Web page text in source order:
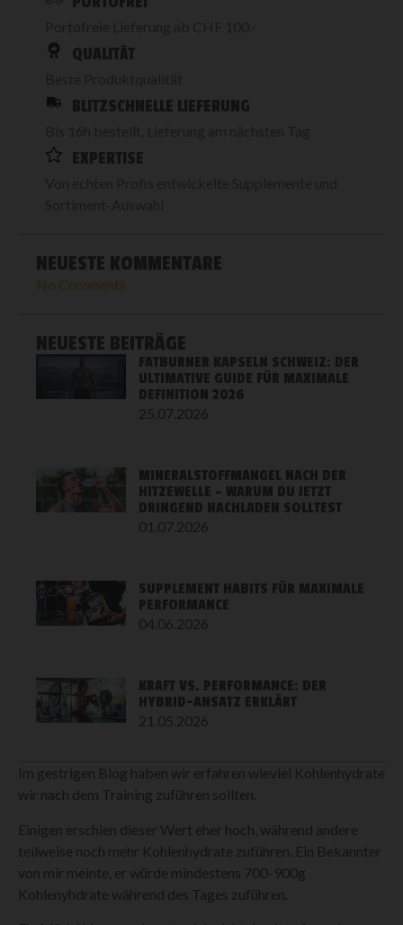
QUALITÄT
BLITZSCHNELLE LIEFERUNG
EXPERTISE
NEUESTE KOMMENTARE
No Comments
NEUESTE BEITRÄGE
FATBURNER KAPSELN SCHWEIZ: DER
ULTIMATIVE GUIDE FÜR MAXIMALE
DEFINITION 2026
25.07.2026
MINERALSTOFFMANGEL NACH DER
HITZEWELLE – WARUM DU JETZT
DRINGEND NACHLADEN SOLLTEST
01.07.2026
SUPPLEMENT HABITS FÜR MAXIMALE
PERFORMANCE
04.06.2026
KRAFT VS. PERFORMANCE: DER
HYBRID-ANSATZ ERKLÄRT
21.05.2026
Im gestrigen Blog haben wir erfahren wieviel Kohlenhydrate
wir nach dem Training zuführen sollten.
Einigen erschien dieser Wert eher hoch, während andere
teilweise noch mehr Kohlenhydrate zuführen. Ein Bekannter
von mir meinte, er würde mindestens 700-900g
Kohlenyhdrate während des Tages zuführen.